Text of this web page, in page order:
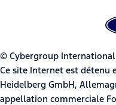
© Cybergroup International
Ce site Internet est détenu
Heidelberg GmbH,
appellation commerciale